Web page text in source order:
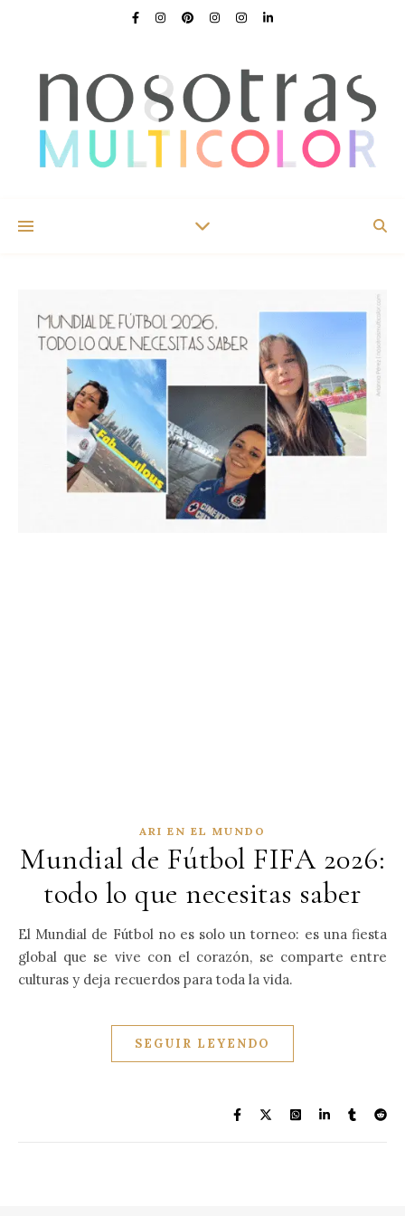
ARI EN EL MUNDO
Mundial de Fútbol FIFA 2026:
todo lo que necesitas saber
El Mundial de Fútbol no es solo un torneo: es una fiesta
global que se vive con el corazón, se comparte entre
culturas y deja recuerdos para toda la vida.
SEGUIR LEYENDO